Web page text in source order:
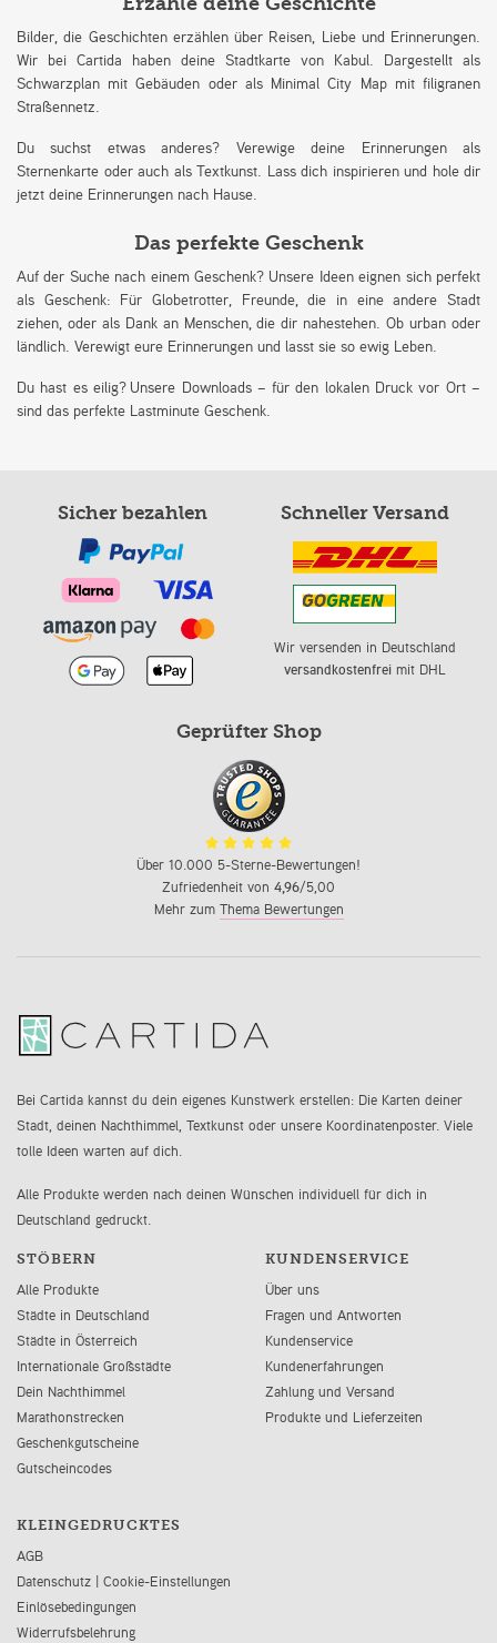
Bilder, die Geschichten erzählen über Reisen, Liebe und Erinnerungen.
Wir bei Cartida haben deine Stadtkarte von Kabul. Dargestellt als
Schwarzplan mit Gebäuden oder als Minimal City Map mit filigranen
Straßennetz.
Du suchst etwas anderes? Verewige deine Erinnerungen als
Sternenkarte oder auch als Textkunst. Lass dich inspirieren und hole dir
jetzt deine Erinnerungen nach Hause.
Das perfekte Geschenk
Auf der Suche nach einem Geschenk? Unsere Ideen eignen sich perfekt
als Geschenk: Für Globetrotter, Freunde, die in eine andere Stadt
ziehen, oder als Dank an Menschen, die dir nahestehen. Ob urban oder
ländlich. Verewigt eure Erinnerungen und lasst sie so ewig Leben.
Du hast es eilig? Unsere Downloads – für den lokalen Druck vor Ort –
sind das perfekte Lastminute Geschenk.
Sicher bezahlen Schneller Versand
Wir versenden in Deutschland
versandkostenfreimit DHL
Geprüfter Shop
Über 10.000 5-Sterne-Bewertungen!
Zufriedenheit von 4,96/5,00
Mehr zum Thema Bewertungen
Bei Cartida kannst du dein eigenes Kunstwerk erstellen: Die Karten deiner
Stadt, deinen Nachthimmel, Textkunst oder unsere Koordinatenposter. Viele
tolle Ideen warten auf dich.
Alle Produkte werden nach deinen Wünschen individuell für dich in
Deutschland gedruckt.
STÖBERN
Alle Produkte
Städte in Deutschland
Städte in Österreich
Internationale Großstädte
Dein Nachthimmel
Marathonstrecken
Geschenkgutscheine
Gutscheincodes
KUNDENSERVICE
Über uns
Fragen und Antworten
Kundenservice
Kundenerfahrungen
Zahlung und Versand
Produkte und Lieferzeiten
KLEINGEDRUCKTES
AGB
Datenschutz | Cookie-Einstellungen
Einlösebedingungen
Widerrufsbelehrung